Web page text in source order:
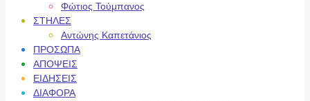
Φώτιος Τούμπανος
ΣΤΗΛΕΣ
Αντώνης Καπετάνιος
ΠΡΟΣΩΠΑ
ΑΠΟΨΕΙΣ
ΕΙΔΗΣΕΙΣ
ΔΙΑΦΟΡΑ